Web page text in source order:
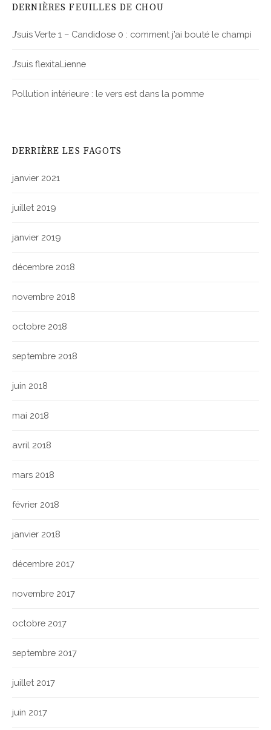
DERNIÈRES FEUILLES DE CHOU
J’suis Verte 1 – Candidose 0 : comment j’ai bouté le champi
J’suis flexitaLienne
Pollution intérieure : le vers est dans la pomme
DERRIÈRE LES FAGOTS
janvier 2021
juillet 2019
janvier 2019
décembre 2018
novembre 2018
octobre 2018
septembre 2018
juin 2018
mai 2018
avril 2018
mars 2018
février 2018
janvier 2018
décembre 2017
novembre 2017
octobre 2017
septembre 2017
juillet 2017
juin 2017